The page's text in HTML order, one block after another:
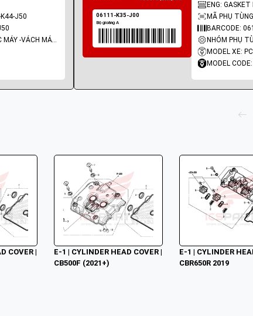
J50
NHÓM PHỤ TÙNG: LỐC MÁY -VÁCH MÁY - GIOĂNG MÁY
ENG: GASKET
MÃ PHỤ
BARCODE:
MODEL XE:
MODEL
COVER |
E-1 | CYLINDER HEAD COVER |
CB500F (2021+)
E-1 | CYLINDER
CBR650R 2019